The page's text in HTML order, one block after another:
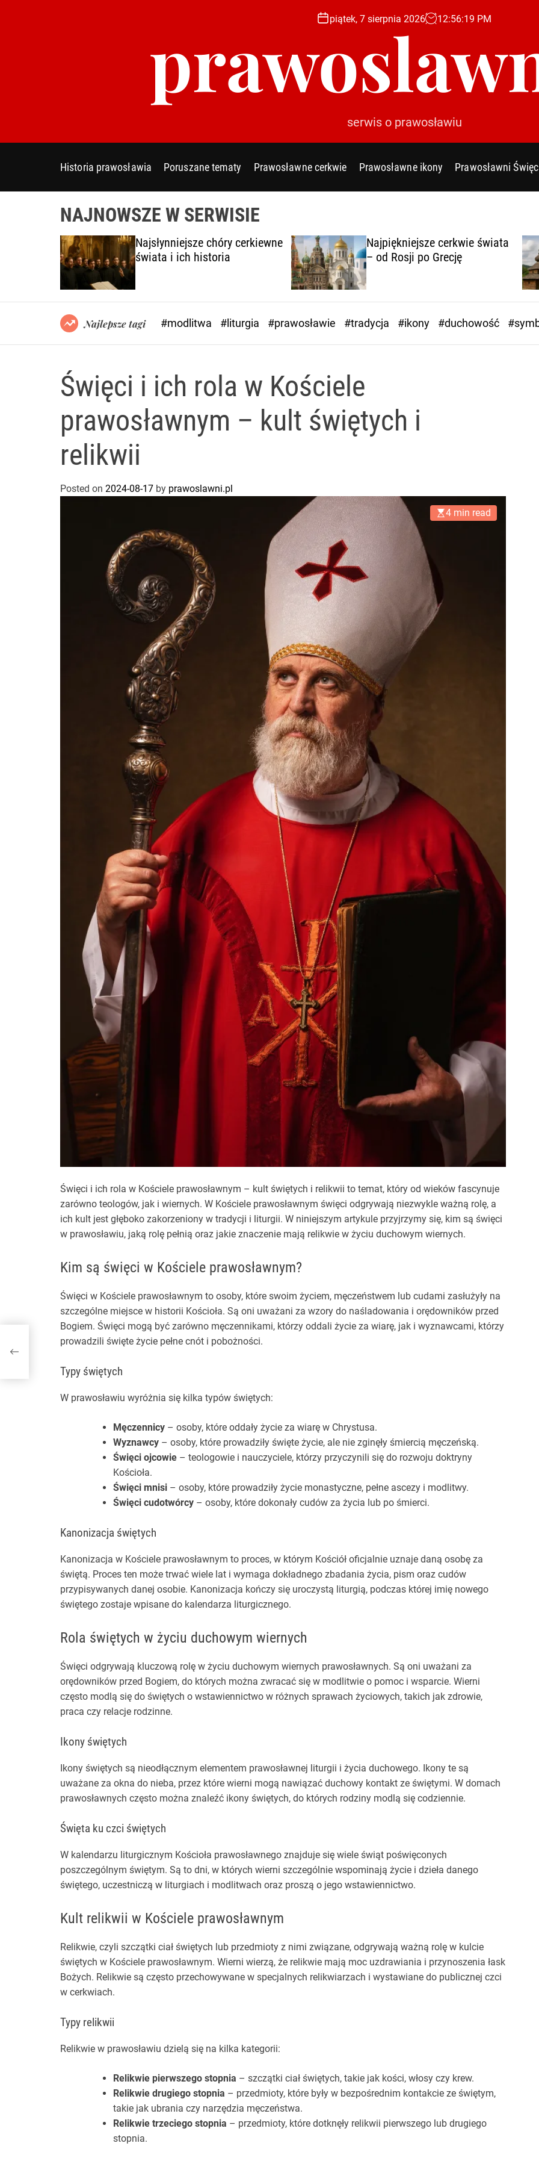
t
piątek, 7 sierpnia 2026 12:56:20 PM
serwis o prawosławiu
Historia prawosławia Poruszane tematy Prawosławne cerkwie Prawosławne ikony Prawosławni
NAJNOWSZE W SERWISIE
Najsłynniejsze chóry cerkiewne
świata i ich historia
Najpiękniejsze cerkwie świata
– od Rosji po Grecję
Najlepsze tagi #modlitwa #liturgia #prawosławie #tradycja #ikony #duchowość
Święci i ich rola w Kościele
prawosławnym – kult świętych i
relikwii
Posted on 2024-08-17 by prawoslawni.pl
4 min read
Święci i ich rola w Kościele prawosławnym – kult świętych i relikwii to temat, który od wieków fascynuje
zarówno teologów, jak i wiernych. W Kościele prawosławnym święci odgrywają niezwykle ważną rolę, a
ich kult jest głęboko zakorzeniony w tradycji i liturgii. W niniejszym artykule przyjrzymy się, kim są święci
w prawosławiu, jaką rolę pełnią oraz jakie znaczenie mają relikwie w życiu duchowym wiernych.
Kim są święci w Kościele prawosławnym?
Święci w Kościele prawosławnym to osoby, które swoim życiem, męczeństwem lub cudami zasłużyły na
szczególne miejsce w historii Kościoła. Są oni uważani za wzory do naśladowania i orędowników przed
Bogiem. Święci mogą być zarówno męczennikami, którzy oddali życie za wiarę, jak i wyznawcami, którzy
prowadzili święte życie pełne cnót i pobożności.
Typy świętych
W prawosławiu wyróżnia się kilka typów świętych:
Męczennicy – osoby, które oddały życie za wiarę w Chrystusa.
Wyznawcy – osoby, które prowadziły święte życie, ale nie zginęły śmiercią męczeńską.
Święci ojcowie – teologowie i nauczyciele, którzy przyczynili się do rozwoju doktryny
Kościoła.
Święci mnisi – osoby, które prowadziły życie monastyczne, pełne ascezy i modlitwy.
Święci cudotwórcy – osoby, które dokonały cudów za życia lub po śmierci.
Kanonizacja świętych
Kanonizacja w Kościele prawosławnym to proces, w którym Kościół oficjalnie uznaje daną osobę za
świętą. Proces ten może trwać wiele lat i wymaga dokładnego zbadania życia, pism oraz cudów
przypisywanych danej osobie. Kanonizacja kończy się uroczystą liturgią, podczas której imię nowego
świętego zostaje wpisane do kalendarza liturgicznego.
Rola świętych w życiu duchowym wiernych
Święci odgrywają kluczową rolę w życiu duchowym wiernych prawosławnych. Są oni uważani za
orędowników przed Bogiem, do których można zwracać się w modlitwie o pomoc i wsparcie. Wierni
często modlą się do świętych o wstawiennictwo w różnych sprawach życiowych, takich jak zdrowie,
praca czy relacje rodzinne.
Ikony świętych
Ikony świętych są nieodłącznym elementem prawosławnej liturgii i życia duchowego. Ikony te są
uważane za okna do nieba, przez które wierni mogą nawiązać duchowy kontakt ze świętymi. W domach
prawosławnych często można znaleźć ikony świętych, do których rodziny modlą się codziennie.
Święta ku czci świętych
W kalendarzu liturgicznym Kościoła prawosławnego znajduje się wiele świąt poświęconych
poszczególnym świętym. Są to dni, w których wierni szczególnie wspominają życie i dzieła danego
świętego, uczestniczą w liturgiach i modlitwach oraz proszą o jego wstawiennictwo.
Kult relikwii w Kościele prawosławnym
Relikwie, czyli szczątki ciał świętych lub przedmioty z nimi związane, odgrywają ważną rolę w kulcie
świętych w Kościele prawosławnym. Wierni wierzą, że relikwie mają moc uzdrawiania i przynoszenia łask
Bożych. Relikwie są często przechowywane w specjalnych relikwiarzach i wystawiane do publicznej czci
w cerkwiach.
Typy relikwii
Relikwie w prawosławiu dzielą się na kilka kategorii:
Relikwie pierwszego stopnia – szczątki ciał świętych, takie jak kości, włosy czy krew.
Relikwie drugiego stopnia – przedmioty, które były w bezpośrednim kontakcie ze świętym,
takie jak ubrania czy narzędzia męczeństwa.
Relikwie trzeciego stopnia – przedmioty, które dotknęły relikwii pierwszego lub drugiego
stopnia.